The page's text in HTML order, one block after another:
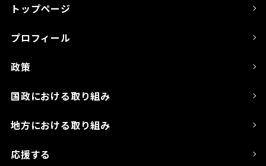
トップページ
プロフィール
政策
国政における取り組み
地方における取り組み
応援する